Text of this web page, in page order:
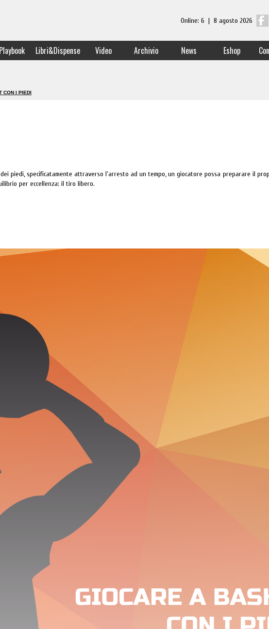
Online: 6 | 8 agosto 2026
Playbook Libri&Dispense Video Archivio News Eshop
CON I PIEDI
piedi, specificatamente attraverso l'arresto ad un tempo, un giocatore possa preparare il
per eccellenza: il tiro libero.